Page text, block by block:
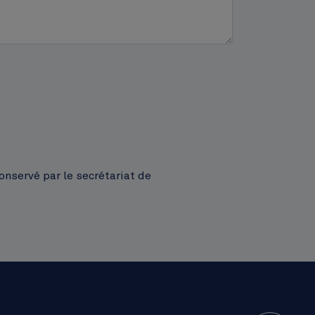
par le secrétariat de